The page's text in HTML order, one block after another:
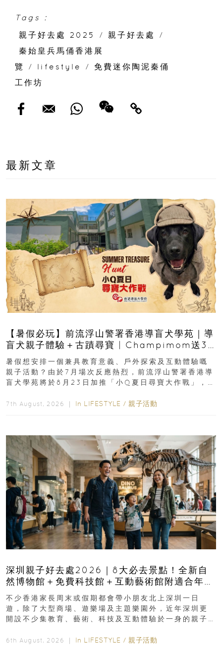
Tags :
親子好去處 2025
/ 親子好去處
/
秦始皇兵馬俑香港展
覽
/ lifestyle /
免費迷你陶泥秦俑
工作坊
最新文章
【暑假必玩】前流浮山警署香港導盲犬學苑｜導
盲犬親子體驗＋古蹟尋寶 | Champimom送3
組免費名額
暑假想安排一個兼具教育意義、戶外探索及互動體驗嘅
親子活動？由於7月場次反應熱烈，前流浮山警署香港導
盲犬學苑將於8月23日加推「小Q夏日尋寶大作戰」，家
7th August, 2026 ｜ In LIFESTYLE / 親子活動
深圳親子好去處2026｜8大必去景點！全新自
然博物館＋免費科技館＋互動藝術館附適合年
齡、交通、門票、開放時間
不少香港家長周末或假期都會帶小朋友北上深圳一日
遊，除了大型商場、遊樂場及主題樂園外，近年深圳更
開設不少集教育、藝術、科技及互動體驗於一身的親子
6th August, 2026 ｜ In LIFESTYLE / 親子活動